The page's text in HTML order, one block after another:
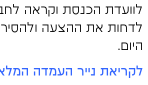
לוועדת הכנסת וקראה
לדחות את ההצעה
היום.
לקריאת נייר העמדה